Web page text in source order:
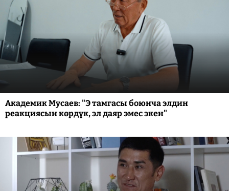
Академик Мусаев: "Э тамгасы боюнча элдин
реакциясын көрдүк, эл даяр эмес экен"